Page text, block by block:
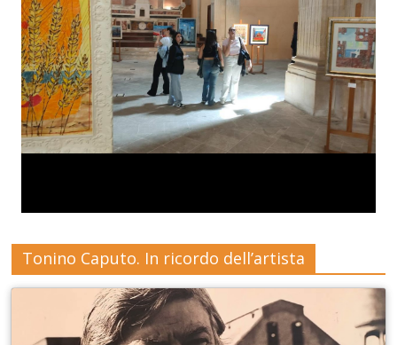
Tonino Caputo. In ricordo dell’artista